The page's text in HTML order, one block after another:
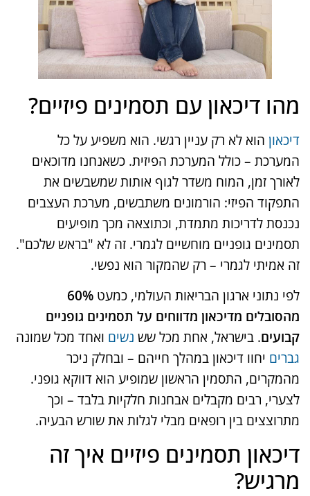
מהו דיכאון עם תסמינים פיזיים?
דיכאון הוא לא רק עניין רגשי. הוא משפיע על כל
המערכת – כולל המערכת הפיזית. כשאנחנו מדוכאים
לאורך זמן, המוח משדר לגוף אותות שמשבשים את
התפקוד הפיזי: הורמונים משתבשים, מערכת העצבים
נכנסת לדריכות מתמדת, וכתוצאה מכך מופיעים
תסמינים גופניים מוחשיים לגמרי. זה לא "בראש שלכם".
זה אמיתי לגמרי – רק שהמקור הוא נפשי.
לפי נתוני ארגון הבריאות העולמי, כמעט 60%
מהסובלים מדיכאון מדווחים על תסמינים גופניים
קבועים. בישראל, אחת מכל שש נשים ואחד מכל שמונה
גברים יחוו דיכאון במהלך חייהם – ובחלק ניכר
מהמקרים, התסמין הראשון שמופיע הוא דווקא גופני.
לצערי, רבים מקבלים אבחנות חלקיות בלבד – וכך
מתרוצצים בין רופאים מבלי לגלות את שורש הבעיה.
דיכאון תסמינים פיזיים איך זה
מרגיש?